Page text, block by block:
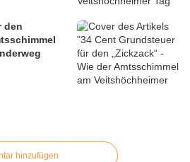
den
hinzufügen